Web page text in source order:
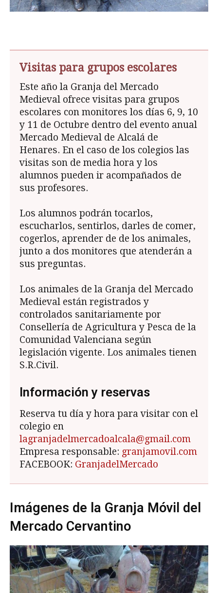
Visitas para grupos escolares
Este año la Granja del Mercado
Medieval ofrece visitas para grupos
escolares con monitores los días 6, 9, 10
y 11 de Octubre dentro del evento anual
Mercado Medieval de Alcalá de
Henares. En el caso de los colegios las
visitas son de media hora y los
alumnos pueden ir acompañados de
sus profesores.
Los alumnos podrán tocarlos,
escucharlos, sentirlos, darles de comer,
cogerlos, aprender de de los animales,
junto a dos monitores que atenderán a
sus preguntas.
Los animales de la Granja del Mercado
Medieval están registrados y
controlados sanitariamente por
Consellería de Agricultura y Pesca de la
Comunidad Valenciana según
legislación vigente. Los animales tienen
S.R.Civil.
Información y reservas
Reserva tu día y hora para visitar con el
colegio en
lagranjadelmercadoalcala@gmail.com
Empresa responsable: granjamovil.com
FACEBOOK: GranjadelMercado
Imágenes de la Granja Móvil del
Mercado Cervantino